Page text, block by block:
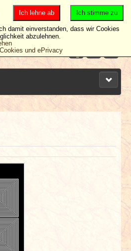
Ich stimme zu
Ich lehne ab
damit einverstanden, dass wir Cookies
abzulehnen.
und ePrivacy